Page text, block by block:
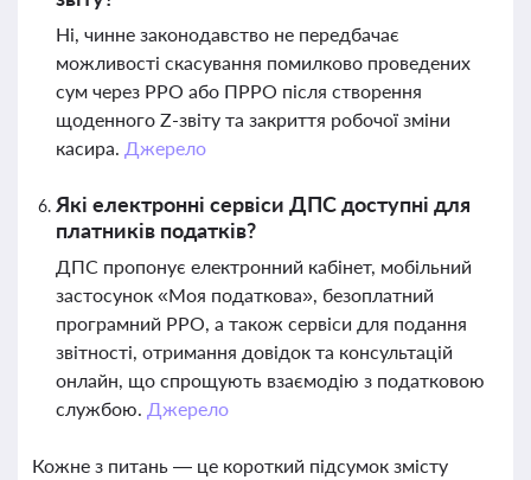
Ні, чинне законодавство не передбачає
можливості скасування помилково проведених
сум через РРО або ПРРО після створення
щоденного Z-звіту та закриття робочої зміни
касира. Джерело
Які електронні сервіси ДПС доступні для
платників податків?
ДПС пропонує електронний кабінет, мобільний
застосунок «Моя податкова», безоплатний
програмний РРО, а також сервіси для подання
звітності, отримання довідок та консультацій
онлайн, що спрощують взаємодію з податковою
службою. Джерело
Кожне з питань — це короткий підсумок змісту